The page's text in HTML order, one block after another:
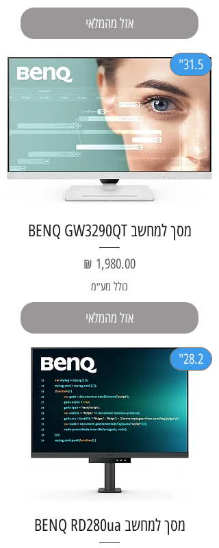
אזל מהמלאי
31.5"
מסך למחשב BENQ GW3290QT
מחיר
כולל מע״מ
אזל מהמלאי
28.2"
מסך למחשב BENQ RD280ua